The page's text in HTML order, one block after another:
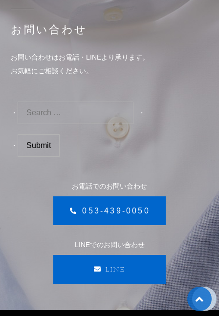
お問い合わせ
お問い合わせはお電話・LINEより承ります。
お気軽にご相談ください。
お電話でのお問い合わせ
053-439-0050
LINEでのお問い合わせ
LINE